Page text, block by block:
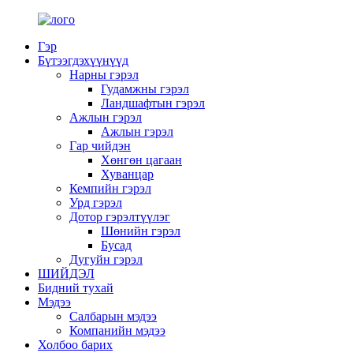
Гэр
Бүтээгдэхүүнүүд
Нарны гэрэл
Гудамжны гэрэл
Ландшафтын гэрэл
Ажлын гэрэл
Ажлын гэрэл
Гар чийдэн
Хөнгөн цагаан
Хуванцар
Кемпийн гэрэл
Урд гэрэл
Дотор гэрэлтүүлэг
Шөнийн гэрэл
Бусад
Дугуйн гэрэл
ШИЙДЭЛ
Бидний тухай
Мэдээ
Салбарын мэдээ
Компанийн мэдээ
Холбоо барих